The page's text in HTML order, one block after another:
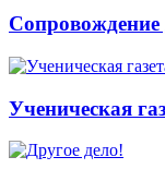
Сопровождение
Ученическая